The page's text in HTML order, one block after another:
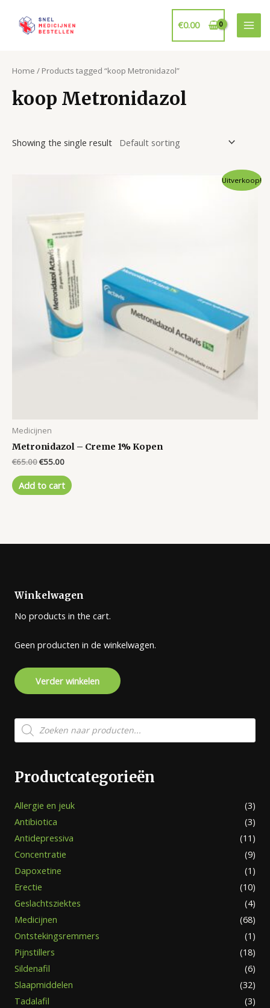
€0.00
Home / Products tagged “koop Metronidazol”
koop Metronidazol
Showing the single result
Uitverkoop!
Medicijnen
Metronidazol – Creme 1% Kopen
€65.00Original
was:
€65.00.
€55.00Current
is:
€55.00.
Add to cart
Winkelwagen
No products in the cart.
Geen producten in de winkelwagen.
Verder winkelen
Producten
zoeken
Productcategorieën
Allergie en jeuk
(3)
Antibiotica
(3)
Antidepressiva
(11)
Concentratie
(9)
Dapoxetine
(1)
Erectie
(10)
Geslachtsziektes
(4)
Medicijnen
(68)
Ontstekingsremmers
(1)
Pijnstillers
(18)
Sildenafil
(6)
Slaapmiddelen
(32)
Tadalafil
(3)